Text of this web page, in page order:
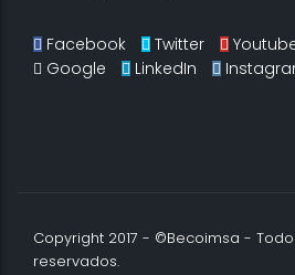
Facebook Twitter
Google
LinkedIn
Copyright 2017 - ©Becoimsa -
reservados.